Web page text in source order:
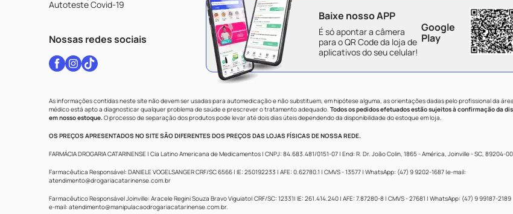
Autoteste Covid-19
Nossas redes sociais
Baixe nosso APP
É só apontar a câmera
para o QR Code da loja de
aplicativos do seu celular!
Google
Play
As informações contidas neste site não devem ser usadas para automedicação e não substituem, em hipótese alguma, as orientações dadas pelo profissional da
médico está apto a diagnosticar qualquer problema de saúde e prescrever o tratamento adequado. Todos os pedidos efetuados estão sujeitos à confirmação da
em nosso estoque.O processo de separação dos produtos pode levar até dois dias úteis dependendo da disponibilidade do estoque em loja.
OS PREÇOS APRESENTADOS NO SITE SÃO DIFERENTES DOS PREÇOS DAS LOJAS FÍSICAS DE NOSSA REDE.
FARMÁCIA DROGARIA CATARINENSE | Cia Latino Americana de Medicamentos | CNPJ: 84.683.481/0151-07 | End: R. Dr. João Colin, 1865 - América, Joinville - SC, 89204-
Farmacêutica Responsável: DANIELE VOGELSANGER CRF/SC 6566 | IE: 250192233 | AFE: 0.62780.1 | CMVS - 13577 | WhatsApp: (47) 9 9202-1687 |e-mail:
atendimento@drogariacatarinense.com.br
Farmacêutico Responsável Joinville: Aracele Regini Souza Bravo Viguiato| CRF/SC: 12331| IE: 261.414.240 | AFE: 7.87280-8 | CMVS - 27681 | WhatsApp: (47) 9 99187-2189
e-mail: atendimento@manipulacaodrogariacatarinense.com.br.